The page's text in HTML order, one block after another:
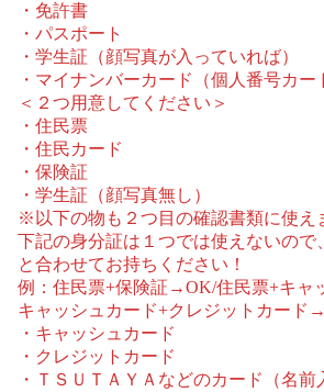
・免許書
・パスポート
・学生証（顔写真が入っていれば）
・マイナンバーカード（個人番号カー
＜２つ用意してください＞
・住民票
・住民カード
・保険証
・学生証（顔写真無し）
※以下の物も２つ目の確認書類に使え
下記の身分証は１つでは使えないので
と合わせてお持ちください！
例：住民票+保険証→OK/住民票+キャ
キャッシュカード+クレジットカード
・キャッシュカード
・クレジットカード
・ＴＳＵＴＡＹＡなどのカード（名前